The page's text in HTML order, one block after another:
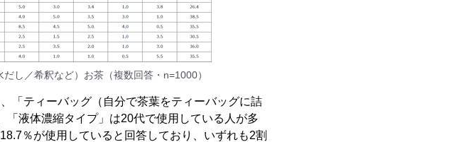
し／希釈など）お茶（複数回答・n=1000）
「ティーバッグ（自分で茶葉をティーバッグに詰
液体濃縮タイプ」は20代で使用している人が多
％が使用していると回答しており、いずれも2割